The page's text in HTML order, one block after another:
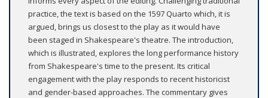
practice, the text is based on the 1597 Quarto which, it is
argued, brings us closest to the play as it would have
been staged in Shakespeare's theatre. The introduction,
which is illustrated, explores the long performance history
from Shakespeare's time to the present. Its critical
engagement with the play responds to recent historicist
and gender-based approaches. The commentary gives